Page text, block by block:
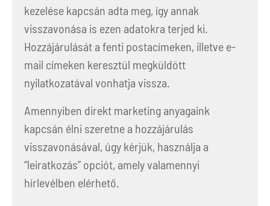
kezelése kapcsán adta meg, így annak
visszavonása is ezen adatokra terjed ki.
Hozzájárulását a fenti postacímeken, illetve e-
mail címeken keresztül megküldött
nyilatkozatával vonhatja vissza.
Amennyiben direkt marketing anyagaink
kapcsán élni szeretne a hozzájárulás
visszavonásával, úgy kérjük, használja a
“leiratkozás” opciót, amely valamennyi
hírlevélben elérhető.